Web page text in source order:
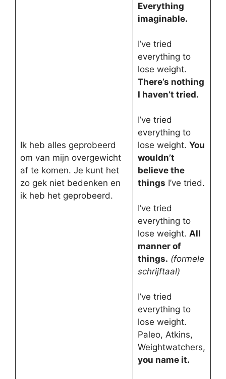
Ik heb alles geprobeerd
om van mijn overgewicht
af te komen. Je kunt het
zo gek niet bedenken en
ik heb het geprobeerd.
Everything
imaginable.
I’ve tried
everything to
lose weight.
There’s nothing
I haven’t tried.
I’ve tried
everything to
lose weight. You
wouldn’t
believe the
things I’ve tried.
I’ve tried
everything to
lose weight. All
manner of
things. (formele
schrijftaal)
I’ve tried
everything to
lose weight.
Paleo, Atkins,
Weightwatchers,
you name it.